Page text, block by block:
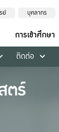
ย์ บุคลากร
การเข้าศึกษา
ติดต่อ